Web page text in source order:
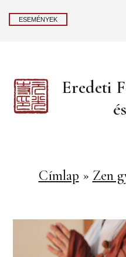
ESEMÉNYEK
Eredeti
Címlap » Zen